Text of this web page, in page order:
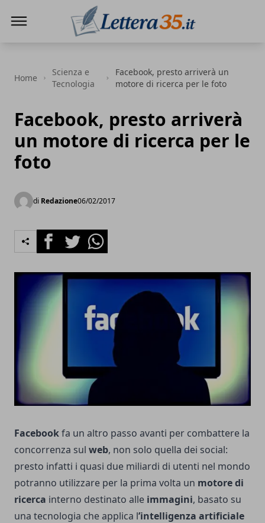
Home
Scienza e
Tecnologia
Facebook, presto arriverà un
motore di ricerca per le foto
Facebook, presto arriverà
un motore di ricerca per le
foto
di Redazione06/02/2017
FacebookTwitterWhatsapp
Facebookfa un altro passo avanti per combattere la
concorrenza sul web, non solo quella dei social:
presto infatti i quasi due miliardi di utenti nel mondo
potranno utilizzare per la prima volta un motore di
ricerca interno destinato alle immagini, basato su
una tecnologia che applica l’intelligenza artificiale